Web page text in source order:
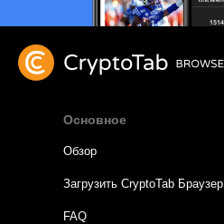
Основное
Обзор
Загрузить CryptoTab Браузер
FAQ